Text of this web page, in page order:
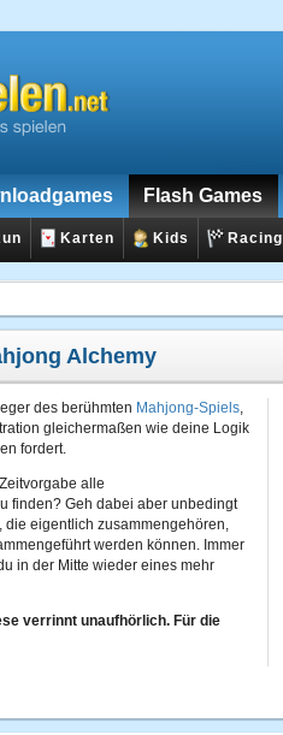
Flash Games
Karten Kids Racing
Alchemy
des berühmten Mahjong-Spiels,
gleichermaßen wie deine Logik
fordert.
alle
finden? Geh dabei aber unbedingt
die eigentlich zusammengehören,
werden können. Immer
in der Mitte wieder eines mehr
verrinnt unaufhörlich. Für die